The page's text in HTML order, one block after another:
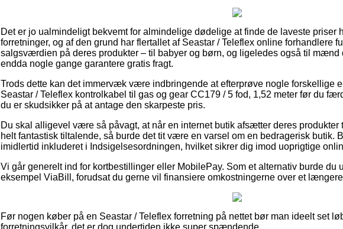
Det er jo ualmindeligt bekvemt for almindelige dødelige at finde de laveste priser
forretninger, og af den grund har flertallet af Seastar / Teleflex online forhandlere
salgsværdien på deres produkter – til babyer og børn, og ligeledes også til mænd
endda nogle gange garantere gratis fragt.
Trods dette kan det immervæk være indbringende at efterprøve nogle forskellige
Seastar / Teleflex kontrolkabel til gas og gear CC179 / 5 fod, 1,52 meter før du
du er skudsikker på at antage den skarpeste pris.
Du skal alligevel være så påvagt, at når en internet butik afsætter deres produkter
helt fantastisk tiltalende, så burde det tit være en varsel om en bedragerisk butik.
imidlertid inkluderet i Indsigelsesordningen, hvilket sikrer dig imod uoprigtige
Vi går generelt ind for kortbestillinger eller MobilePay. Som et alternativ burde du
eksempel ViaBill, forudsat du gerne vil finansiere omkostningerne over et
Før nogen køber på en Seastar / Teleflex forretning på nettet bør man ideelt set
forretningsvilkår, det er dog undertiden ikke super spændende.